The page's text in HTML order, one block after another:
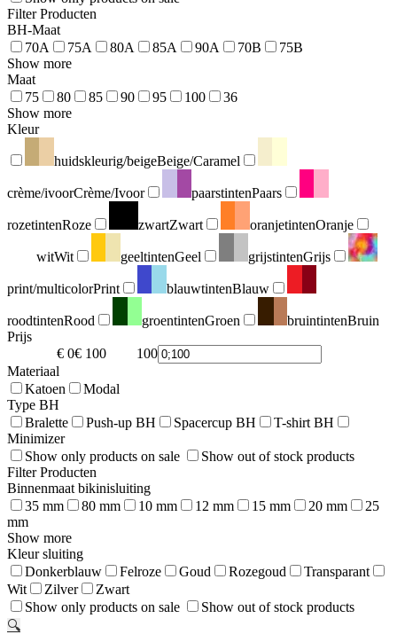
Filter Producten
BH-Maat
70A
75A 80A 85A 90A 70B
75B
Show more
Maat
75
80 85 90 95 100
36
Show more
Kleur
huidskleurig/beigeBeige/Caramel
crème/ivoorCrème/Ivoor paarstintenPaars
rozetintenRoze zwartZwart oranjetintenOranje
witWit geeltintenGeel grijstintenGrijs
print/multicolorPrint blauwtintenBlauw
roodtintenRood groentintenGroen bruintintenBruin
Prijs
€ 0€ 100 0
100
Materiaal
Katoen
Modal
Type BH
Bralette
Push-up BH Spacercup BH
T-shirt BH
Minimizer
Show only products on sale
Show out of stock products
Filter Producten
Binnenmaat bikinisluiting
35 mm
80 mm 10 mm 12 mm 15 mm 20 mm
25
mm
Show more
Kleur sluiting
Donkerblauw
Felroze Goud Rozegoud
Transparant
Wit
Zilver
Zwart
Show only products on sale
Show out of stock products
🔍